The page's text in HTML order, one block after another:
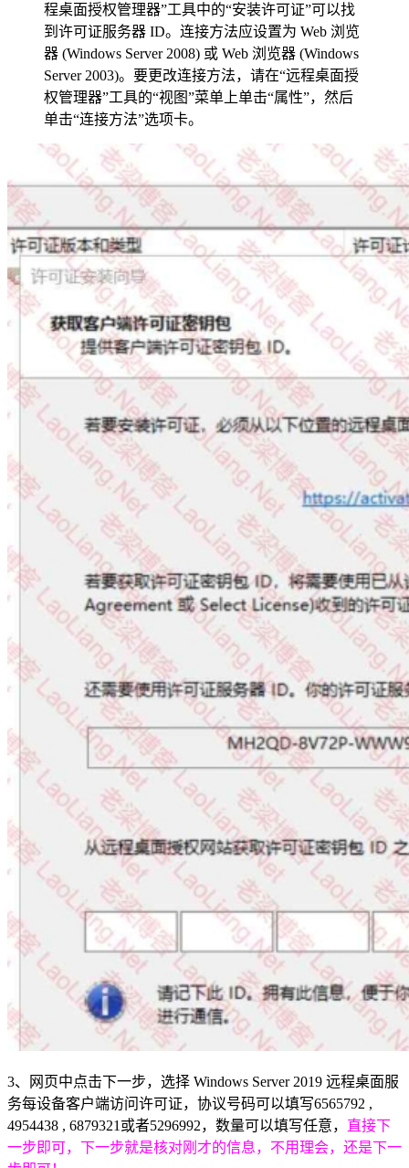
程桌面授权管理器”工具中的“安装许可证”可以找
到许可证服务器 ID。连接方法应设置为 Web 浏览
器 (Windows Server 2008) 或 Web 浏览器 (Windows
Server 2003)。要更改连接方法，请在“远程桌面授
权管理器”工具的“视图”菜单上单击“属性”，然后
单击“连接方法”选项卡。
3、网页中点击下一步，选择 Windows Server 2019 远程桌面服
务每设备客户端访问许可证，协议号码可以填写6565792 ,
4954438 , 6879321或者5296992，数量可以填写任意， 直接下
一步即可，下一步就是核对刚才的信息，不用理会，还是下一